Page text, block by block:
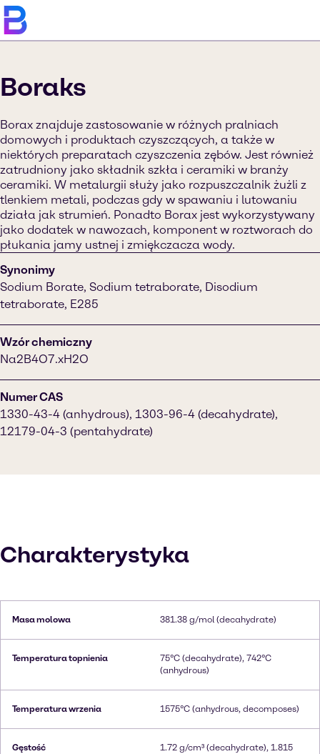
Boraks
Borax znajduje zastosowanie w różnych pralniach
domowych i produktach czyszczących, a także w
niektórych preparatach czyszczenia zębów. Jest również
zatrudniony jako składnik szkła i ceramiki w branży
ceramiki. W metalurgii służy jako rozpuszczalnik żużli z
tlenkiem metali, podczas gdy w spawaniu i lutowaniu
działa jak strumień. Ponadto Borax jest wykorzystywany
jako dodatek w nawozach, komponent w roztworach do
płukania jamy ustnej i zmiękczacza wody.
Synonimy
Sodium Borate, Sodium tetraborate, Disodium
tetraborate, E285
Wzór chemiczny
Na2B4O7.xH2O
Numer CAS
1330-43-4 (anhydrous), 1303-96-4 (decahydrate),
12179-04-3 (pentahydrate)
Charakterystyka
Masa molowa 381.38 g/mol (decahydrate)
Temperatura topnienia
75°C (decahydrate), 742°C
(anhydrous)
Temperatura wrzenia 1575°C (anhydrous, decomposes)
Gęstość
1.72 g/cm³ (decahydrate), 1.815